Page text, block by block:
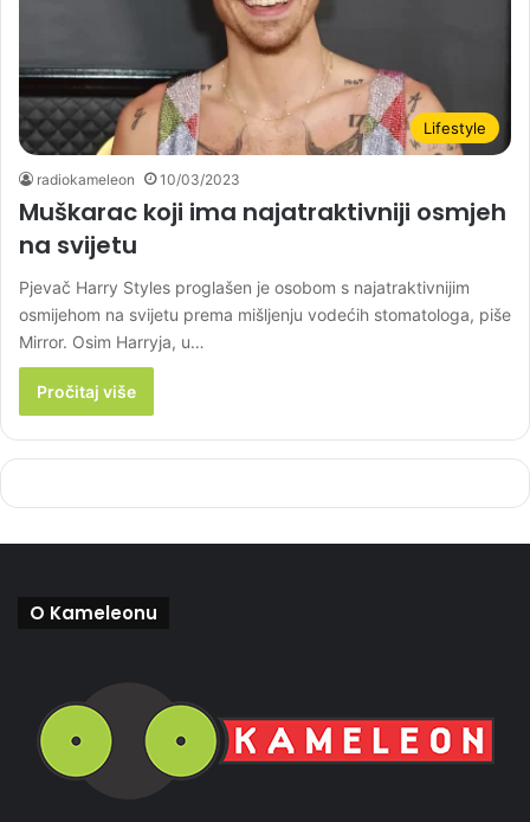
Lifestyle
radiokameleon 10/03/2023
Muškarac koji ima najatraktivniji osmjeh
na svijetu
Pjevač Harry Styles proglašen je osobom s najatraktivnijim
osmijehom na svijetu prema mišljenju vodećih stomatologa, piše
Mirror. Osim Harryja, u…
Pročitaj više
O Kameleonu